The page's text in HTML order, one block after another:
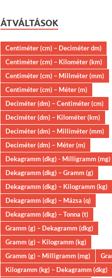
ÁTVÁLTÁSOK
Centiméter (cm) – Deciméter dm)
Centiméter (cm) – Kilométer (km)
Centiméter (cm) – Millméter (mm)
Centiméter (cm) – Méter (m)
Deciméter (dm) – Centiméter (cm)
Deciméter (dm) – Kilométer (km)
Deciméter (dm) – Milliméter (mm)
Deciméter (dm) – Méter (m)
Dekagramm (dkg) - Milligramm (mg)
Dekagramm (dkg) – Gramm (g)
Dekagramm (dkg) – Kilogramm (kg)
Dekagramm (dkg) – Mázsa (q)
Dekagramm (dkg) – Tonna (t)
Gramm (g) – Dekagramm (dkg)
Gramm (g) – Kilogramm (kg)
Gramm (g) – Milligramm (mg)
Kilogramm (kg) – Dekagramm (dkg)